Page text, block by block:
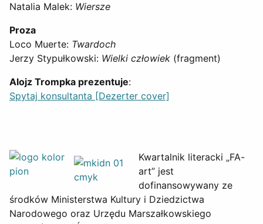
Natalia Malek: Wiersze
Proza
Loco Muerte: Twardoch
Jerzy Stypułkowski: Wielki człowiek (fragment)
Alojz Trompka prezentuje:
Spytaj konsultanta [Dezerter cover]
Kwartalnik literacki „FA-
art” jest
dofinansowywany ze
środków Ministerstwa Kultury i Dziedzictwa
Narodowego oraz Urzędu Marszałkowskiego